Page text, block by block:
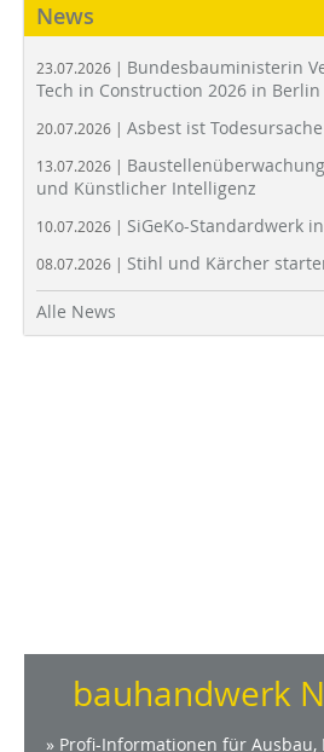
News
23.07.2026 | Bundesbauministerin
Tech in Construction 2026 in Berlin
20.07.2026 | Asbest ist
13.07.2026 |
und Künstlicher Intelligenz
10.07.2026 | SiGeKo-Standardwerk
08.07.2026 | Stihl und Kärcher
Alle News
bauhandwerk
» Profi-Informationen für Ausbau,